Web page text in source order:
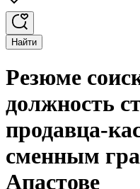
Найти
Резюме
должность
продавца-
сменным
Апастове